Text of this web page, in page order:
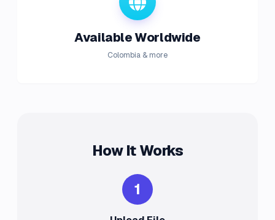
Available Worldwide
Colombia & more
How It Works
1